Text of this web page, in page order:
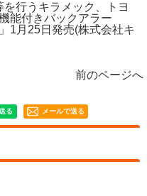
行うキラメック、トヨ
能付きバックアラー
1月25日発売(株式会社キ
前のページへ
メールで送る